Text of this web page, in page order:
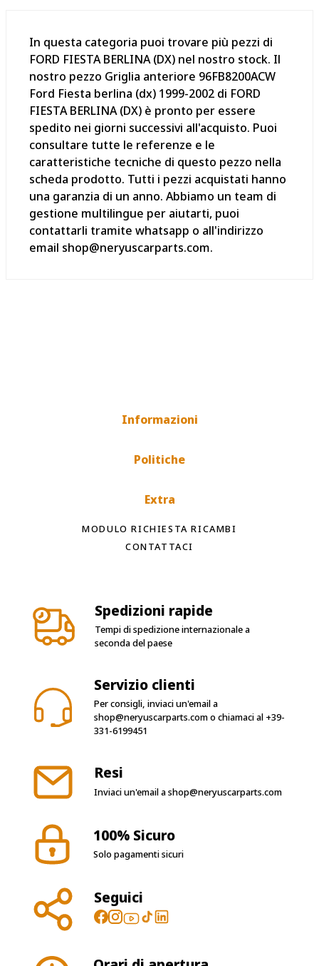
In questa categoria puoi trovare più pezzi di
FORD FIESTA BERLINA (DX) nel nostro stock. Il
nostro pezzo Griglia anteriore 96FB8200ACW
Ford Fiesta berlina (dx) 1999-2002 di FORD
FIESTA BERLINA (DX) è pronto per essere
spedito nei giorni successivi all'acquisto. Puoi
consultare tutte le referenze e le
caratteristiche tecniche di questo pezzo nella
scheda prodotto. Tutti i pezzi acquistati hanno
una garanzia di un anno. Abbiamo un team di
gestione multilingue per aiutarti, puoi
contattarli tramite whatsapp o all'indirizzo
email shop@neryuscarparts.com.
Informazioni
Politiche
Extra
MODULO RICHIESTA RICAMBI
CONTATTACI
Spedizioni rapide
Tempi di spedizione internazionale a
seconda del paese
Servizio clienti
Per consigli, inviaci un'email a
shop@neryuscarparts.como chiamaci al +39-
331-6199451
Resi
Inviaci un'email ashop@neryuscarparts.com
100% Sicuro
Solo pagamenti sicuri
Seguici